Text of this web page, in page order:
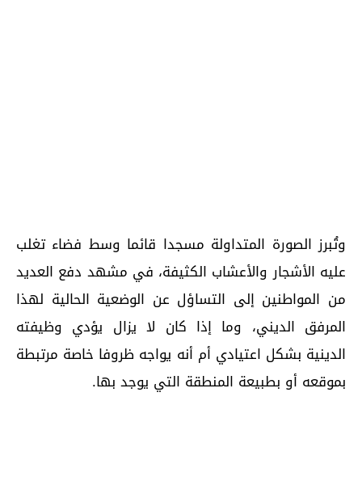
وتُبرز الصورة المتداولة مسجدا قائما وسط فضاء تغلب
عليه الأشجار والأعشاب الكثيفة، في مشهد دفع العديد
من المواطنين إلى التساؤل عن الوضعية الحالية لهذا
المرفق الديني، وما إذا كان لا يزال يؤدي وظيفته
الدينية بشكل اعتيادي أم أنه يواجه ظروفا خاصة مرتبطة
بموقعه أو بطبيعة المنطقة التي يوجد بها.